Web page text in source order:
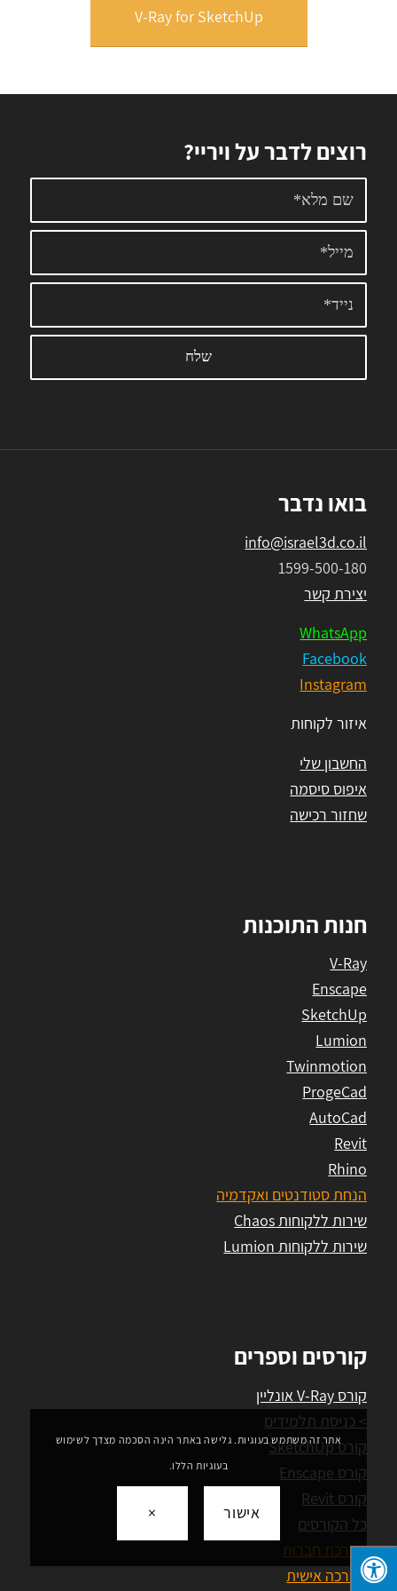
V-Ray for SketchUp
רוצים לדבר על ויריי?
בואו נדבר
info@israel3d.co.il
1599-500-180
יצירת קשר
WhatsApp
Facebook
Instagram
איזור לקוחות
החשבון שלי
איפוס סיסמה
שחזור רכישה
חנות התוכנות
V-Ray
Enscape
SketchUp
Lumion
Twinmotion
ProgeCad
AutoCad
Revit
Rhino
הנחת סטודנטים ואקדמיה
שירות ללקוחות Chaos
שירות ללקוחות Lumion
קורסים וספרים
קורס V-Ray אונליין
> כניסת תלמידים
קורס SketchUp
קורס Enscape
קורס Revit
כל הקורסים
הדרכת חברות
הדרכה אישית
אתר זה משתמש בעוגיות. גלישה באתר הינה הסכמה מצדך לשימוש
בעוגיות הללו.
אישור ×